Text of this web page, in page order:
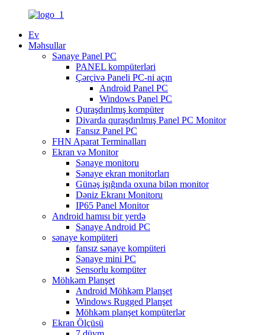
Ev
Məhsullar
Sənaye Panel PC
PANEL kompüterləri
Çərçivə Paneli PC-ni açın
Android Panel PC
Windows Panel PC
Quraşdırılmış kompüter
Divarda quraşdırılmış Panel PC Monitor
Fansız Panel PC
FHN Aparat Terminalları
Ekran və Monitor
Sənaye monitoru
Sənaye ekran monitorları
Günəş işığında oxuna bilən monitor
Dəniz Ekranı Monitoru
IP65 Panel Monitor
Android hamısı bir yerdə
Sənaye Android PC
sənaye kompüteri
fansız sənaye kompüteri
Sənaye mini PC
Sensorlu kompüter
Möhkəm Planşet
Android Möhkəm Planşet
Windows Rugged Planşet
Möhkəm planşet kompüterlər
Ekran Ölçüsü